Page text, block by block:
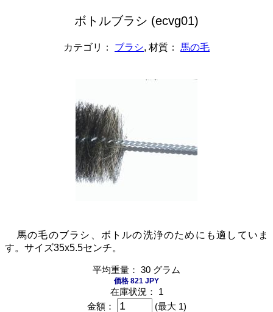
ボトルブラシ (ecvg01)
カテゴリ： ブラシ, 材質： 馬の毛
馬の毛のブラシ、ボトルの洗浄のためにも適していま
す。サイズ35x5.5センチ。
平均重量： 30 グラム
価格 821 JPY
在庫状況： 1
金額：
(最大 1)